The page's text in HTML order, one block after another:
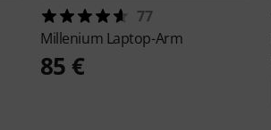
77
Millenium Laptop-Arm
85 €